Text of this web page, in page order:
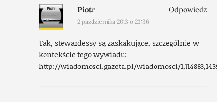
Piotr
2 października 2013 o 23:36
Tak, stewardessy są zaskakujące, szczególnie w
kontekście tego wywiadu:
http://wiadomosci.gazeta.pl/wiadomosci/
Odpowiedz